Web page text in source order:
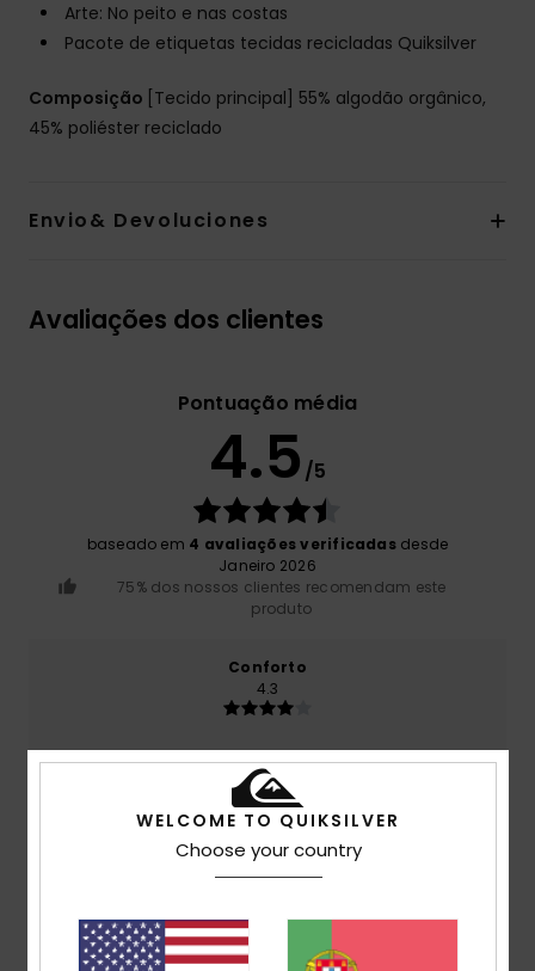
Arte: No peito e nas costas
Pacote de etiquetas tecidas recicladas Quiksilver
Composição [Tecido principal] 55% algodão orgânico,
45% poliéster reciclado
Envio& Devoluciones
Avaliações dos clientes
Pontuação média
4.5 /5
baseado em 4 avaliações verificadasdesde
Janeiro 2026
75% dos nossos clientes recomendam este
produto
Conforto
4.3
Relação qualidade/preço
4.3
Tamanho
Material
WELCOME TO QUIKSILVER
Choose your country